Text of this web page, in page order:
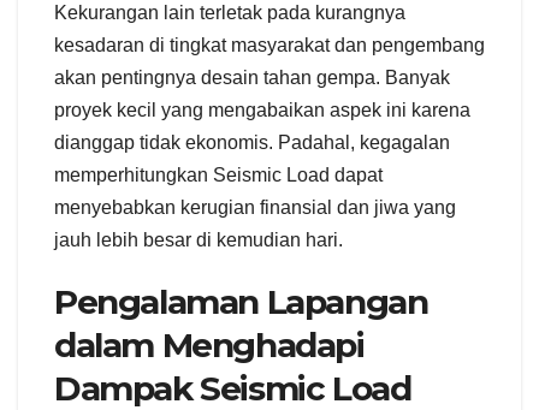
Kekurangan lain terletak pada kurangnya
kesadaran di tingkat masyarakat dan pengembang
akan pentingnya desain tahan gempa. Banyak
proyek kecil yang mengabaikan aspek ini karena
dianggap tidak ekonomis. Padahal, kegagalan
memperhitungkan Seismic Load dapat
menyebabkan kerugian finansial dan jiwa yang
jauh lebih besar di kemudian hari.
Pengalaman Lapangan
dalam Menghadapi
Dampak Seismic Load